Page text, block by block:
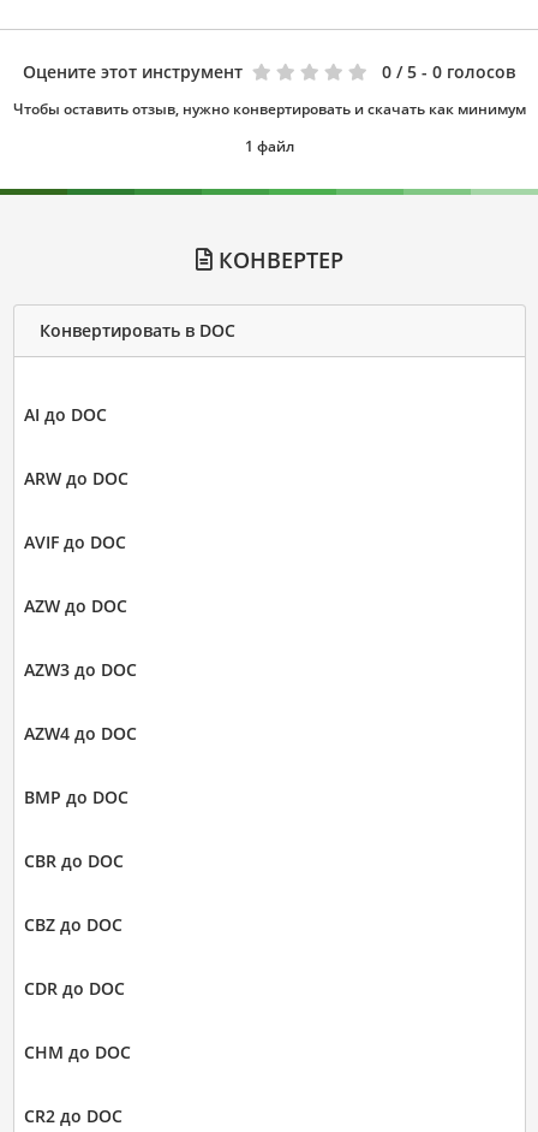
Оцените этот инструмент 0 / 5 - 0 голосов
Чтобы оставить отзыв, нужно конвертировать и скачать как минимум
1 файл
КОНВЕРТЕР
Конвертировать в DOC
AI до DOC
ARW до DOC
AVIF до DOC
AZW до DOC
AZW3 до DOC
AZW4 до DOC
BMP до DOC
CBR до DOC
CBZ до DOC
CDR до DOC
CHM до DOC
CR2 до DOC